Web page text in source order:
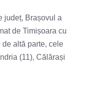
județ, Brașovul a
de Timișoara cu
altă parte, cele
(11), Călărași